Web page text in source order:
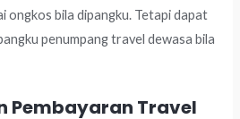
ongkos bila dipangku. Tetapi dapat
penumpang travel dewasa bila
Pembayaran Travel